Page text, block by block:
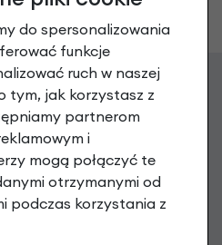
na pierwsze
aby otrzymać Kod na zakup
o nowościach i promocjach
do spersonalizowania
funkcje
ruch w naszej
tym, jak korzystasz z
partnerom
i
mogą połączyć te
otrzymanymi od
podczas korzystania z